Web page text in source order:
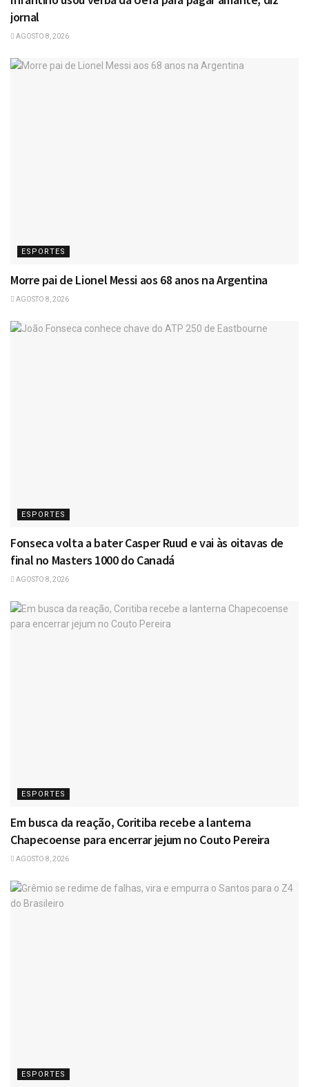
jornal
AGOSTO 8, 2026
ESPORTES
Morre pai de Lionel Messi aos 68 anos na Argentina
AGOSTO 8, 2026
ESPORTES
Fonseca volta a bater Casper Ruud e vai às oitavas de
final no Masters 1000 do Canadá
AGOSTO 8, 2026
ESPORTES
Em busca da reação, Coritiba recebe a lanterna
Chapecoense para encerrar jejum no Couto Pereira
AGOSTO 8, 2026
ESPORTES